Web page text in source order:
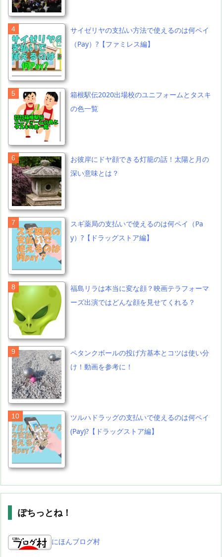
サイゼリヤの支払い方法で使えるのは何ペイ
（Pay）?【ファミレス編】
箱根駅伝2020出場校のユニフォームとタスキ
の色一覧
お彼岸にドヤ顔できる灯籠の話！太陽と月の
深い意味とは？
スギ薬局の支払いで使えるのは何ペイ（Pa
y）?【ドラッグストア編】
福島リラは本当に変な顔？映画テラフォーマ
ーズ出演ではどんな顔を見せてくれる？
ペタンクボールの投げ方基本とコツは使い分
け！動画を参考に！
ツルハドラッグの支払いで使えるのは何ペイ
(Pay)?【ドラッグストア編】
ぽちっとね！
にほんブログ村